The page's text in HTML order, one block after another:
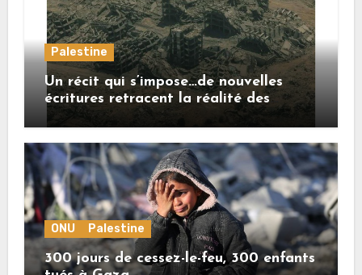
Palestine
Un récit qui s’impose…de nouvelles
écritures retracent la réalité des
crimes sionistes à Gaza
ONU Palestine
300 jours de cessez-le-feu, 300 enfants